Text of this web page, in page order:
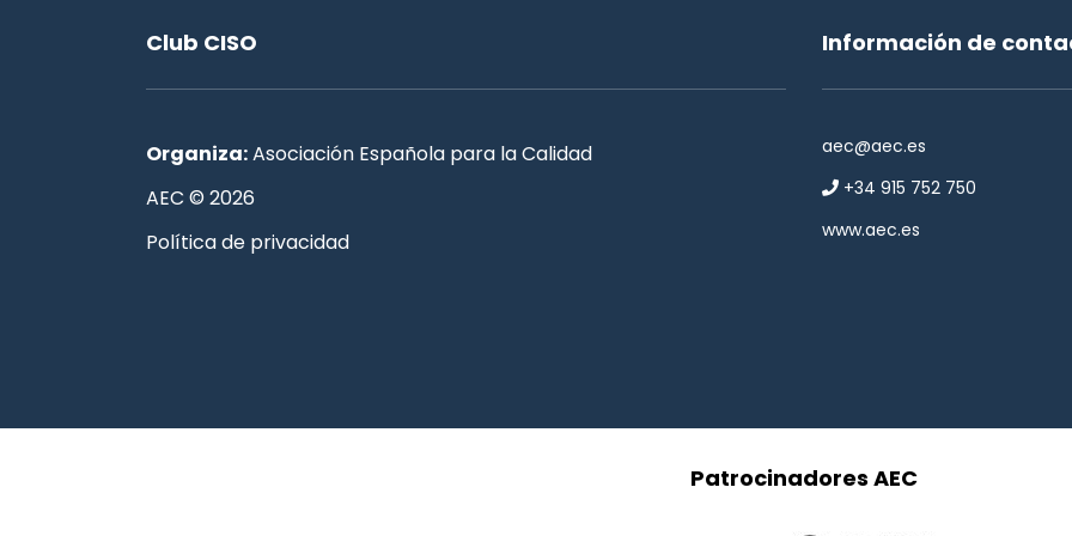
Club CISO
Organiza:Asociación Española para la Calidad
AEC © 2026
Política de privacidad
Información de
aec@aec.es
+34 915 752 750
www.aec.es
Patrocinadores AEC